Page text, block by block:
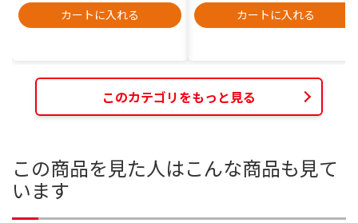
カートに入れる カートに入れる
このカテゴリをもっと見る
この商品を見た人はこんな商品も見て
います